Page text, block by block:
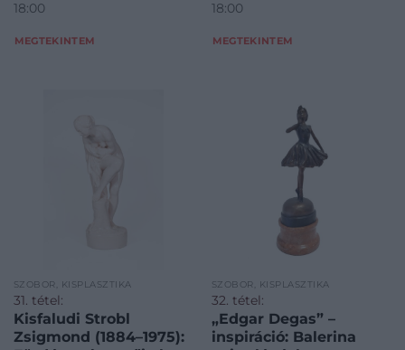
18:00
MEGTEKINTEM
18:00
MEGTEKINTEM
SZOBOR, KISPLASZTIKA
31. tétel:
Kisfaludi Strobl
Zsigmond (1884–1975):
SZOBOR, KISPLASZTIKA
32. tétel:
„Edgar Degas” –
inspiráció: Balerina